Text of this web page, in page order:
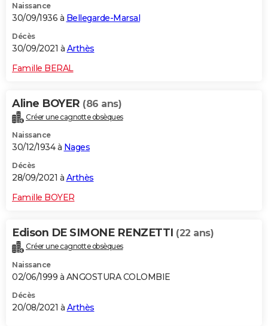
Naissance
30/09/1936 à Bellegarde-Marsal
Décès
30/09/2021 à Arthès
Famille BERAL
Aline BOYER (86 ans)
Créer une cagnotte obsèques
Naissance
30/12/1934 à Nages
Décès
28/09/2021 à Arthès
Famille BOYER
Edison DE SIMONE RENZETTI (22 ans)
Créer une cagnotte obsèques
Naissance
02/06/1999 à ANGOSTURA COLOMBIE
Décès
20/08/2021 à Arthès